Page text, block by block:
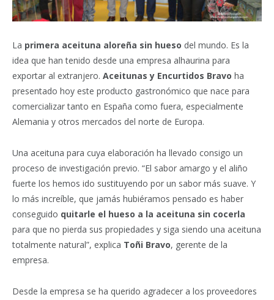
La primera aceituna aloreña sin hueso del mundo. Es la
idea que han tenido desde una empresa alhaurina para
exportar al extranjero. Aceitunas y Encurtidos Bravo ha
presentado hoy este producto gastronómico que nace para
comercializar tanto en España como fuera, especialmente
Alemania y otros mercados del norte de Europa.
Una aceituna para cuya elaboración ha llevado consigo un
proceso de investigación previo. “El sabor amargo y el aliño
fuerte los hemos ido sustituyendo por un sabor más suave. Y
lo más increíble, que jamás hubiéramos pensado es haber
conseguido quitarle el hueso a la aceituna sin cocerla
para que no pierda sus propiedades y siga siendo una aceituna
totalmente natural”, explica Toñi Bravo, gerente de la
empresa.
Desde la empresa se ha querido agradecer a los proveedores